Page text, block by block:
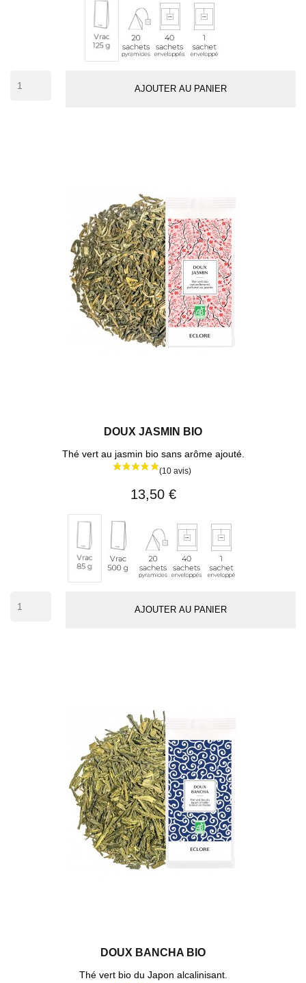
Vrac
g
sachets
pyramides
sachets
enveloppés
sachet
individuel
AJOUTER AU PANIER
DOUX JASMIN BIO
Thé vert au jasmin bio sans arôme ajouté.
13,50 €
Vrac
g
Vrac
500
g
sachets
pyramides
40
sachets
enveloppés
1
sachet
individuel
AJOUTER AU PANIER
DOUX BANCHA BIO
Thé vert bio du Japon alcalinisant.